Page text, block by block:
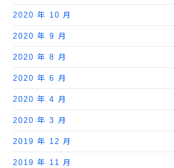
2020 年 10 月
2020 年 9 月
2020 年 8 月
2020 年 6 月
2020 年 4 月
2020 年 3 月
2019 年 12 月
2019 年 11 月